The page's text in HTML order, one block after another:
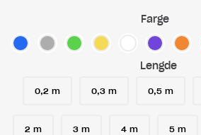
Farge
Lengde
0,2 m 0,3 m 0,5 m
2 m 3 m 4 m 5 m